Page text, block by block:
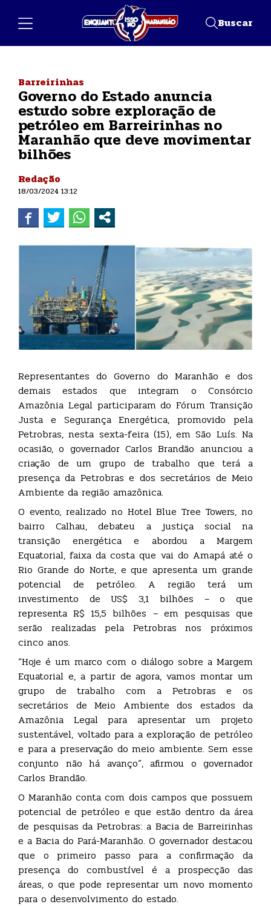
Buscar
Barreirinhas
Governo do Estado anuncia
estudo sobre exploração de
petróleo em Barreirinhas no
Maranhão que deve movimentar
bilhões
Redação
18/03/2024 13:12
Representantes do Governo do Maranhão e dos
demais estados que integram o Consórcio
Amazônia Legal participaram do Fórum Transição
Justa e Segurança Energética, promovido pela
Petrobras, nesta sexta-feira (15), em São Luís. Na
ocasião, o governador Carlos Brandão anunciou a
criação de um grupo de trabalho que terá a
presença da Petrobras e dos secretários de Meio
Ambiente da região amazônica.
O evento, realizado no Hotel Blue Tree Towers, no
bairro Calhau, debateu a justiça social na
transição energética e abordou a Margem
Equatorial, faixa da costa que vai do Amapá até o
Rio Grande do Norte, e que apresenta um grande
potencial de petróleo. A região terá um
investimento de US$ 3,1 bilhões – o que
representa R$ 15,5 bilhões – em pesquisas que
serão realizadas pela Petrobras nos próximos
cinco anos.
“Hoje é um marco com o diálogo sobre a Margem
Equatorial e, a partir de agora, vamos montar um
grupo de trabalho com a Petrobras e os
secretários de Meio Ambiente dos estados da
Amazônia Legal para apresentar um projeto
sustentável, voltado para a exploração de petróleo
e para a preservação do meio ambiente. Sem esse
conjunto não há avanço”, afirmou o governador
Carlos Brandão.
O Maranhão conta com dois campos que possuem
potencial de petróleo e que estão dentro da área
de pesquisas da Petrobras: a Bacia de Barreirinhas
e a Bacia do Pará-Maranhão. O governador destacou
que o primeiro passo para a confirmação da
presença do combustível é a prospecção das
áreas, o que pode representar um novo momento
para o desenvolvimento do estado.